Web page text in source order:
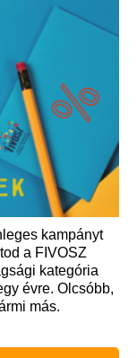
kampányt
a FIVOSZ
kategória
évre. Olcsóbb,
más.